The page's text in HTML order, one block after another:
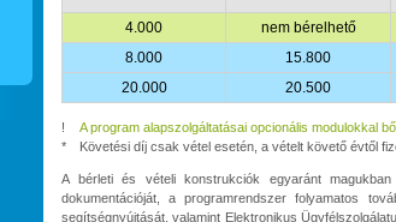
4.000
nem bérelhető
8.000
15.800
20.000
20.500
!
A program alapszolgáltatásai opcionális modulokkal
*
Követési díj csak vétel esetén, a vételt követő évtől
A bérleti és vételi konstrukciók egyaránt
dokumentációját, a programrendszer folyamatos
segítségnyújtását, valamint Elektronikus